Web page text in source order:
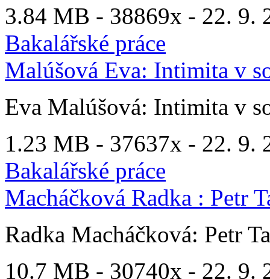
3.84 MB - 38869x - 22. 9.
Bakalářské práce
Malúšová Eva: Intimita v
Eva Malúšová: Intimita v
1.23 MB - 37637x - 22. 9.
Bakalářské práce
Macháčková Radka : Petr
Radka Macháčková: Petr
10.7 MB - 30740x - 22. 9.